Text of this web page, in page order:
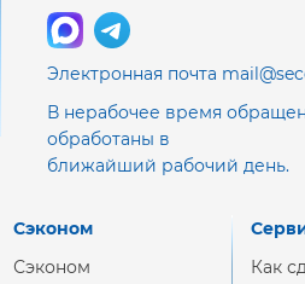
Электронная почта
В нерабочее время
обработаны в
ближайший рабочий день.
Сэконом
Сэконом
Как